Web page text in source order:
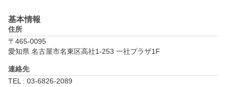
基本情報
住所
〒465-0095
愛知県 名古屋市名東区高社1-253 一社プラザ1F
連絡先
TEL : 03-6826-2089